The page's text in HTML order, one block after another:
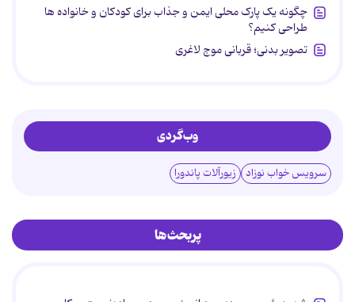
چگونه یک پارک محلی ایمن و جذاب برای کودکان و خانواده ها
طراحی کنیم؟
تصویر بدنی؛ قربانی موج لاغری
وب‌گردی
سرویس خواب نوزاد زیورآلات پاندورا
پربحث‌ها